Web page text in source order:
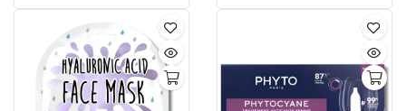
bio, enrichi en peptides et
extraits naturels pour des
cheveux forts, doux et
protégés.